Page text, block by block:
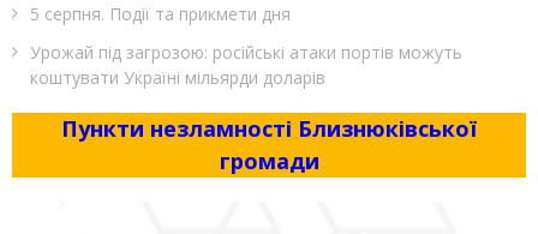
5 серпня. Події та прикмети дня
Урожай під загрозою: російські атаки портів можуть
коштувати Україні мільярди доларів
Пункти незламності Близнюківської
громади